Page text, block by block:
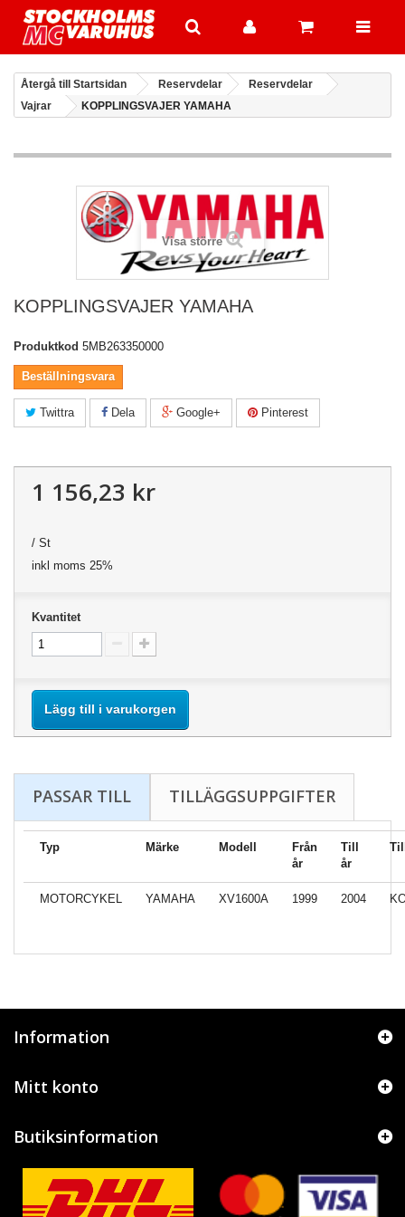
Återgå till Startsidan Reservdelar
Reservdelar
Vajrar
KOPPLINGSVAJER YAMAHA
Visa större
KOPPLINGSVAJER YAMAHA
Produktkod 5MB263350000
Beställningsvara
Twittra Dela Google+ Pinterest
1 156,23 kr
/ St
inkl moms 25%
Kvantitet
Lägg till i varukorgen
PASSAR TILL TILLÄGGSUPPGIFTER
Typ Märke Modell
Från
år
Till
år
MOTORCYKEL YAMAHA XV1600A 1999 2004
Information
Mitt konto
Butiksinformation